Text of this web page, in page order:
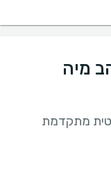
מיה
מתקדמת